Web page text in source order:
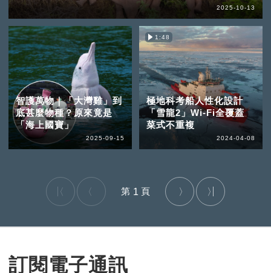
2025-10-13
智護萬物｜「大灣雞」到
底甚麼物種？原來竟是
「海上國寶」
2025-09-15
1:48
極地科考船人性化設計
「雪龍2」Wi-Fi全覆蓋
菜式不重複
2024-04-08
1
訂閱電子通訊